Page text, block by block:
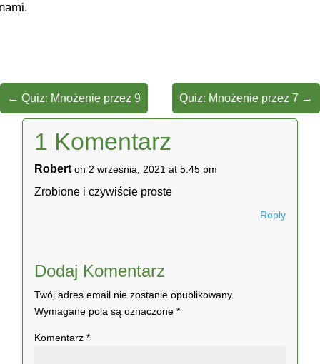
← Quiz: Mnożenie przez 9 Quiz: Mnożenie przez 7 →
1 Komentarz
Robert on 2 września, 2021 at 5:45 pm
Zrobione i czywiście proste
Reply
Dodaj Komentarz
Twój adres email nie zostanie opublikowany.
Wymagane pola są oznaczone*
Komentarz*